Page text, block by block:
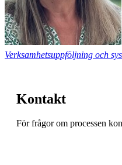
Verksamhetsuppföljning och
Kontakt
För frågor om processen